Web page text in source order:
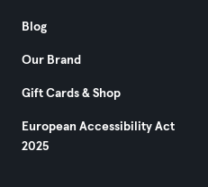
Blog
Our Brand
Gift Cards & Shop
European Accessibility Act
2025